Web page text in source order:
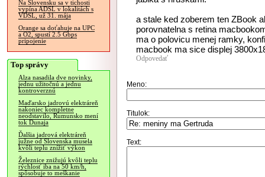
Na Slovensku sa v tichosti
vypína ADSL v lokalitách s
VDSL, už 31. mája
Orange sa doťahuje na UPC
a O2, spustí 2.5 Gbps
pripojenie
Top správy
Alza nasadila dve novinky,
jednu užitočnú a jednu
kontroverznú
Maďarsko jadrovú elektráreň
nakoniec kompletne
neodstavilo, Rumunsko mení
tok Dunaja
Ďalšia jadrová elektráreň
južne od Slovenska musela
kvôli teplu znížiť výkon
Železnice znižujú kvôli teplu
rýchlosť iba na 50 km/h,
spôsobuje to meškanie
a stale ked zoberem ten ZBook
porovnatelna s retina
ma o polovicu menej ramky,
macbook ma sice displej
Odpovedať
Meno:
Titulok:
Text: